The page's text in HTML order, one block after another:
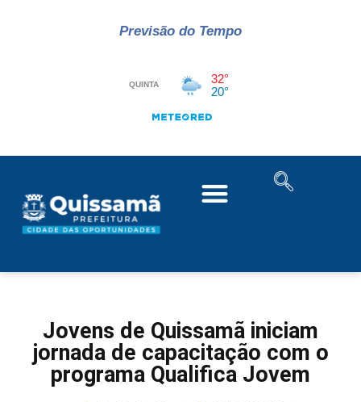
Previsão do Tempo
Jovens de Quissamã iniciam
jornada de capacitação com o
programa Qualifica Jovem